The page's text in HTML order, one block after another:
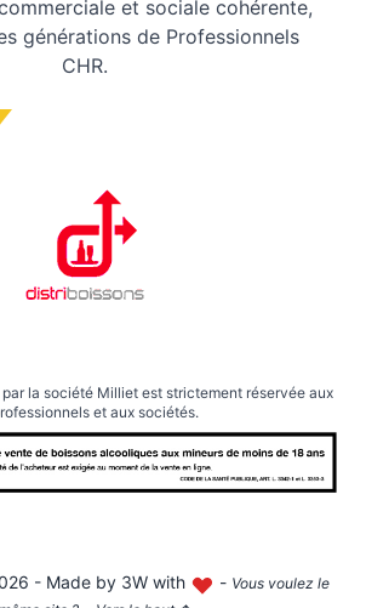
et sociale cohérente,
générations de Professionnels
CHR.
la société Milliet est strictement réservée aux
et aux sociétés.
- Made by 3W with - Vous voulez le